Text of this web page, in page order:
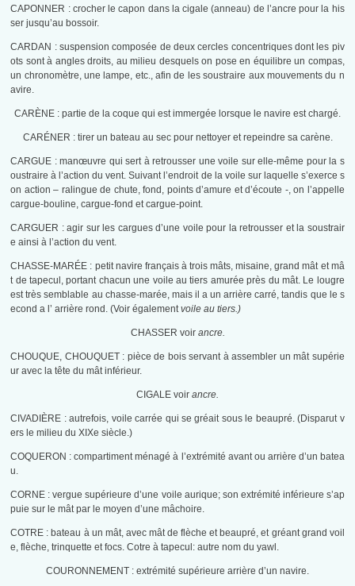
CAPONNER : crocher le capon dans la cigale (anneau) de l’ancre pour la his
ser jusqu’au bossoir.
CARDAN : suspension composée de deux cercles concentriques dont les piv
ots sont à angles droits, au milieu desquels on pose en équilibre un compas,
un chronomètre, une lampe, etc., afin de les soustraire aux mouvements du n
avire.
CARÈNE : partie de la coque qui est immergée lorsque le navire est chargé.
CARÉNER : tirer un bateau au sec pour nettoyer et repeindre sa carène.
CARGUE : manœuvre qui sert à retrousser une voile sur elle-même pour la s
oustraire à l’action du vent. Suivant l’endroit de la voile sur laquelle s’exerce s
on action – ralingue de chute, fond, points d’amure et d’écoute -, on l’appelle
cargue-bouline, cargue-fond et cargue-point.
CARGUER : agir sur les cargues d’une voile pour la retrousser et la soustrair
e ainsi à l’action du vent.
CHASSE-MARÉE : petit navire français à trois mâts, misaine, grand mât et mâ
t de tapecul, portant chacun une voile au tiers amurée près du mât. Le lougre
est très semblable au chasse-marée, mais il a un arrière carré, tandis que le s
econd a l’ arrière rond. (Voir égalementvoile au tiers.)
CHASSER voir ancre.
CHOUQUE, CHOUQUET : pièce de bois servant à assembler un mât supérie
ur avec la tête du mât inférieur.
CIGALE voir ancre.
CIVADIÈRE : autrefois, voile carrée qui se gréait sous le beaupré. (Disparut v
ers le milieu du XIXe siècle.)
COQUERON : compartiment ménagé à l’extrémité avant ou arrière d’un batea
u.
CORNE : vergue supérieure d’une voile aurique; son extrémité inférieure s’ap
puie sur le mât par le moyen d’une mâchoire.
COTRE : bateau à un mât, avec mât de flèche et beaupré, et gréant grand voil
e, flèche, trinquette et focs. Cotre à tapecul: autre nom du yawl.
COURONNEMENT : extrémité supérieure arrière d’un navire.